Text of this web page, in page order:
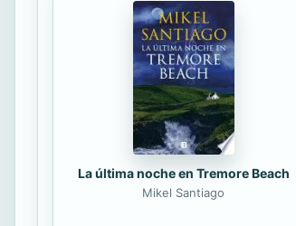
La última noche en Tremore Beach
Mikel Santiago